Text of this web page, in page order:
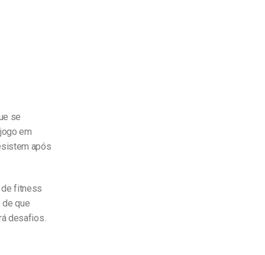
se
em
após
de fitness
de que
desafios.